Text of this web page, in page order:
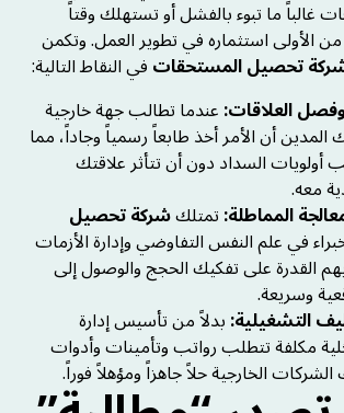
غالباً ما تبوء بالفشل أو تستهلك وقتاً
من الأولى استثماره في تطوير العمل. وتكمن
تحصيل المستحقاتفي النقاط التالية:
وفصل العلاقات:عندما تطالب جهة خارجية
المدين أن الأمر أخذ طابعاً رسمياً وجاداً، مما
أولويات السداد دون أن تتأثر علاقتك
معه.
المماطلة:تمتلكشركة تحصيل
في علم النفس التفاوضي وإدارة الأزمات
القدرة على تفكيك الحجج والوصول إلى
وسريعة.
التشغيلية:بدلاً من تأسيس إدارة
مكلفة تتطلب رواتب وتأمينات وأدوات
الخارجية حلاً جاهزاً ومؤهلاً فوراً.